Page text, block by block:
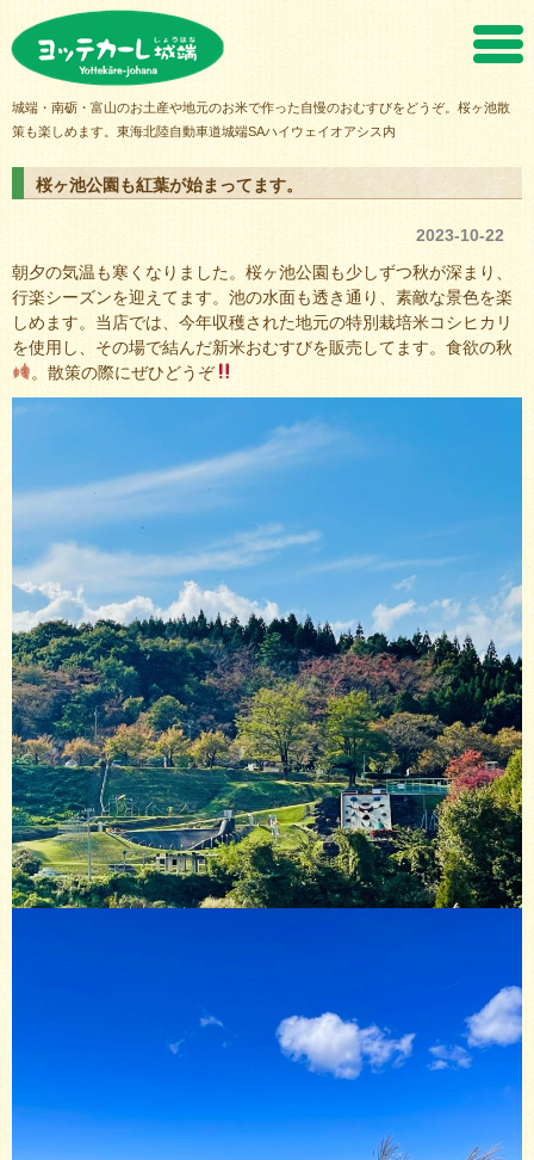
城端・南砺・富山のお土産や地元のお米で作った自慢のおむすびをどうぞ。桜ヶ池散
策も楽しめます。東海北陸自動車道城端SAハイウェイオアシス内
桜ヶ池公園も紅葉が始まってます。
2023-10-22
朝夕の気温も寒くなりました。桜ヶ池公園も少しずつ秋が深まり、
行楽シーズンを迎えてます。池の水面も透き通り、素敵な景色を楽
しめます。当店では、今年収穫された地元の特別栽培米コシヒカリ
を使用し、その場で結んだ新米おむすびを販売してます。食欲の秋
。散策の際にぜひどうぞ